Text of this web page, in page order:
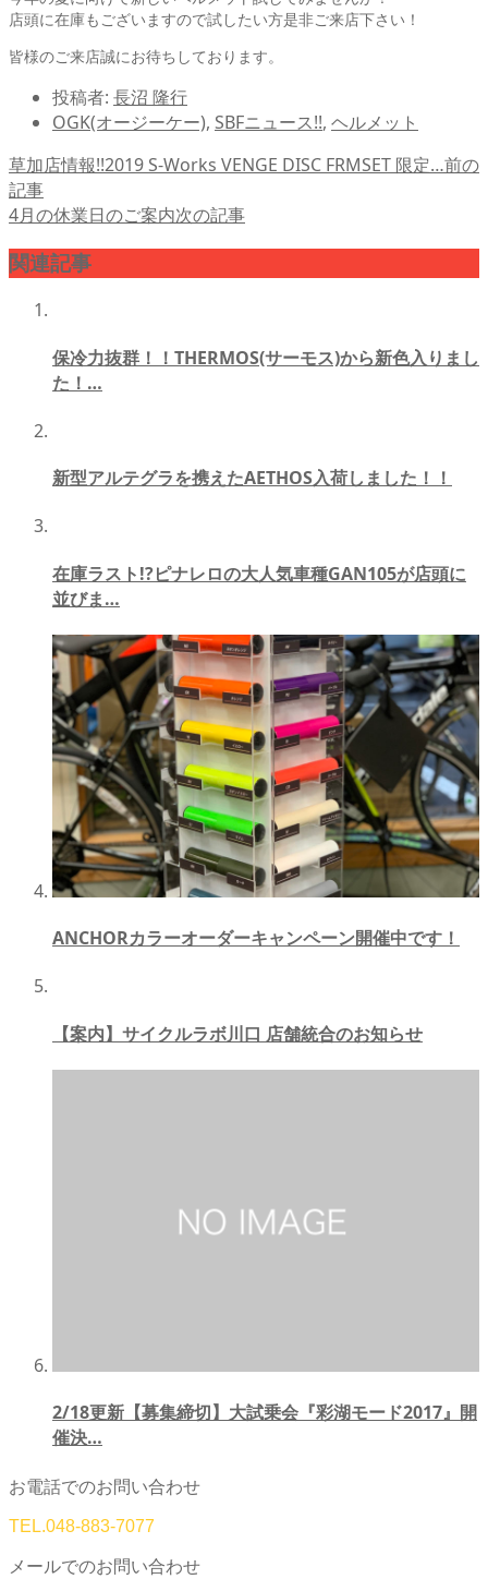
店頭に在庫もございますので試したい方是非ご来店下さい！
皆様のご来店誠にお待ちしております。
投稿者: 長沼 隆行
OGK(オージーケー), SBFニュース!!, ヘルメット
草加店情報!!2019 S-Works VENGE DISC FRMSET 限定…前の
記事
4月の休業日のご案内次の記事
関連記事
保冷力抜群！！THERMOS(サーモス)から新色入りまし
た！…
新型アルテグラを携えたAETHOS入荷しました！！
在庫ラスト!?ピナレロの大人気車種GAN105が店頭に
並びま…
ANCHORカラーオーダーキャンペーン開催中です！
【案内】サイクルラボ川口 店舗統合のお知らせ
2/18更新【募集締切】大試乗会『彩湖モード2017』開
催決…
お電話でのお問い合わせ
TEL.048-883-7077
メールでのお問い合わせ